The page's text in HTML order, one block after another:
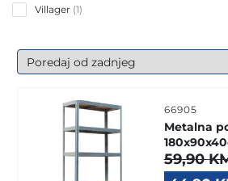
Villager 11
66905
Metalna
59,90